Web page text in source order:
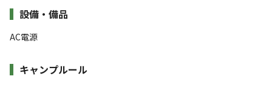
※シーズンによって料金が異なります。カレンダーをご確認くだ
さい
5人目以降1,000円（税込）/1名 未就学児500円（税込）/1名
施設詳細
設備・備品
AC電源
キャンプルール
水浴場まで徒歩3分のところにあり、キャンプ、BBQ、焚
き火など、アウトドアを満喫するための場所です。
海に面したウォーターパークも目の前に！海からの朝日は